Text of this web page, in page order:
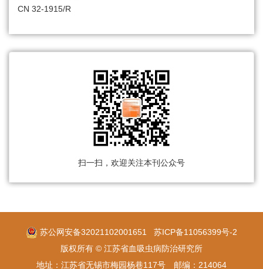
CN 32-1915/R
扫一扫，欢迎关注本刊公众号
苏公网安备32021102001651
苏ICP备11056399号-2
版权所有 © 江苏省血吸虫病防治研究所
地址：江苏省无锡市梅园杨巷117号 邮编：214064